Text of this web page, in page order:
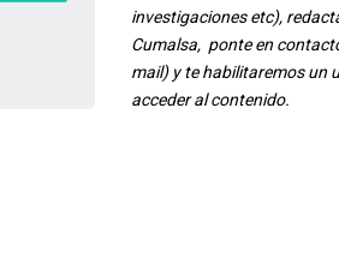
investigaciones etc),
Cumalsa, ponte en
mail) y te habilitaremos un
acceder al contenido.